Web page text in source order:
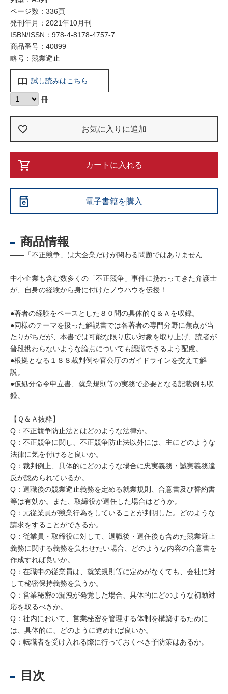
ページ数：336頁
発刊年月：2021年10月刊
ISBN/ISSN： 978-4-8178-4757-7
商品番号：40899
略号：競業避止
試し読みはこちら
お気に入りに追加
カートに入れる
電子書籍を購入
商品情報
――「不正競争」は大企業だけが関わる問題ではありません
――
中小企業も含む数多くの「不正競争」事件に携わってきた弁護士
が、自身の経験から身に付けたノウハウを伝授！
●著者の経験をベースとした８０問の具体的Ｑ＆Ａを収録。
●同様のテーマを扱った解説書では各著者の専門分野に焦点が当
たりがちだが、本書では可能な限り広い対象を取り上げ、読者が
普段携わらないような論点についても認識できるよう配慮。
●根拠となる１８８裁判例や官公庁のガイドラインを交えて解
説。
●仮処分命令申立書、就業規則等の実務で必要となる記載例も収
録。
【Ｑ＆Ａ抜粋】
Q：不正競争防止法とはどのような法律か。
Q：不正競争に関し、不正競争防止法以外には、主にどのような
法律に気を付けると良いか。
Q：裁判例上、具体的にどのような場合に忠実義務・誠実義務違
反が認められているか。
Q：退職後の競業避止義務を定める就業規則、合意書及び誓約書
等は有効か。また、取締役が退任した場合はどうか。
Q：元従業員が競業行為をしていることが判明した。どのような
請求をすることができるか。
Q：従業員・取締役に対して、退職後・退任後も含めた競業避止
義務に関する義務を負わせたい場合、どのような内容の合意書を
作成すれば良いか。
Q：在職中の従業員は、就業規則等に定めがなくても、会社に対
して秘密保持義務を負うか。
Q：営業秘密の漏洩が発覚した場合、具体的にどのような初動対
応を取るべきか。
Q：社内において、営業秘密を管理する体制を構築するために
は、具体的に、どのように進めれば良いか。
Q：転職者を受け入れる際に行っておくべき予防策はあるか。
目次